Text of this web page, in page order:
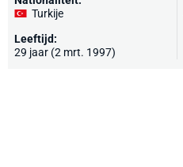
Turkije
Leeftijd:
29 jaar (2 mrt. 1997)